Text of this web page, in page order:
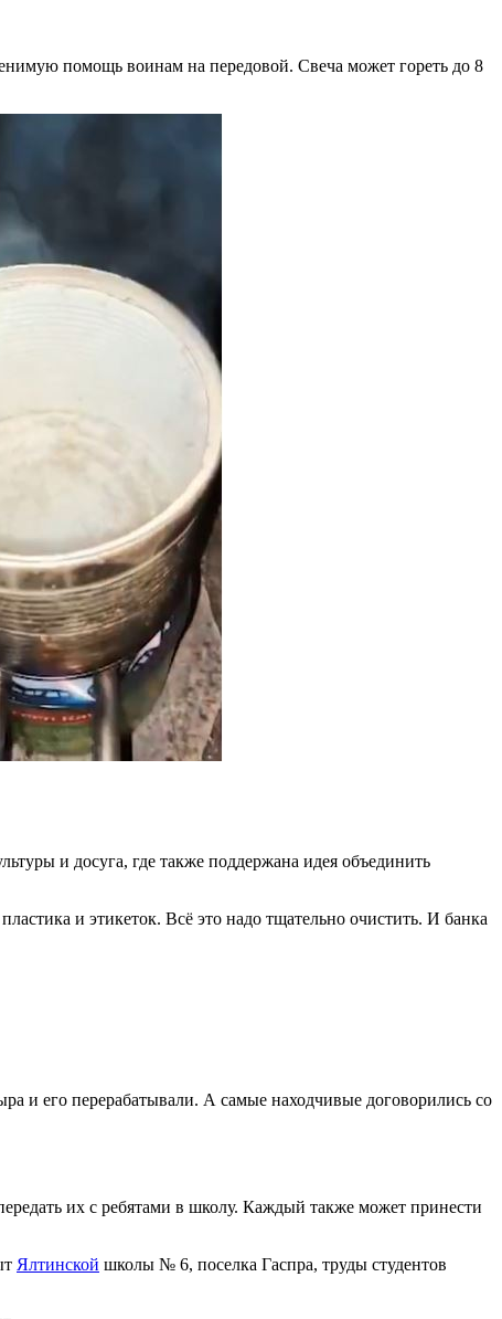
помощь воинам на передовой. Свеча может гореть до 8
и досуга, где также поддержана идея объединить
и этикеток. Всё это надо тщательно очистить. И банка
и его перерабатывали. А самые находчивые договорились со
их с ребятами в школу. Каждый также может принести
Ялтинской школы № 6, поселка Гаспра, труды студентов